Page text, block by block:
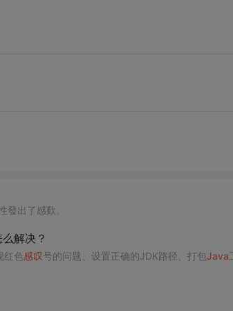
發出了感歎。
解决？
红色感叹号的问题、设置正确的JDK路径、打包Java